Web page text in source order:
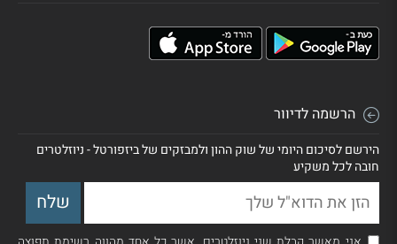
הרשמה לדיוור
הירשם לסיכום היומי של שוק ההון ולמבזקים של ביזפורטל - ניוזלטרים
חובה לכל משקיע